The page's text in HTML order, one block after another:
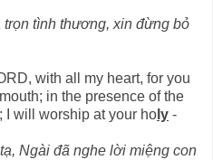
tình thương, xin đừng bỏ
with all my heart, for you
mouth; in the presence of the
I will worship at your ho ly -
Ngài đã nghe lời miệng con